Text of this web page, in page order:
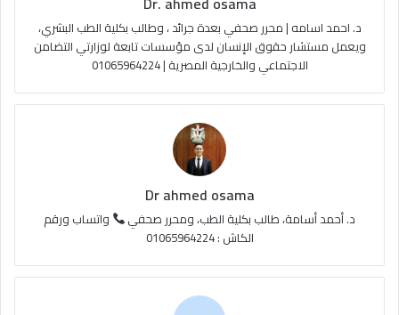
e
ا
م
م
و
ق
ع
R
S
S
د. احمد اسامه | محرر صحفي بعدة جرائد ، وطالب بكلية الطب البشري،
ويعمل مستشار حقوق الإنسان لدى مؤسسات تابعة لوزارتي التضامن
الاجتماعي والخارجية المصرية | 01065964224
Dr ahmed osama
د. أحمد أسامة، طالب بكلية الطب، ومحرر صحفي
واتساب ورقم
الكاش : 01065964224